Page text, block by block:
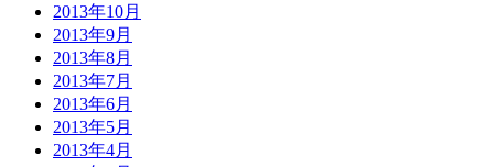
2013年10月
2013年9月
2013年8月
2013年7月
2013年6月
2013年5月
2013年4月